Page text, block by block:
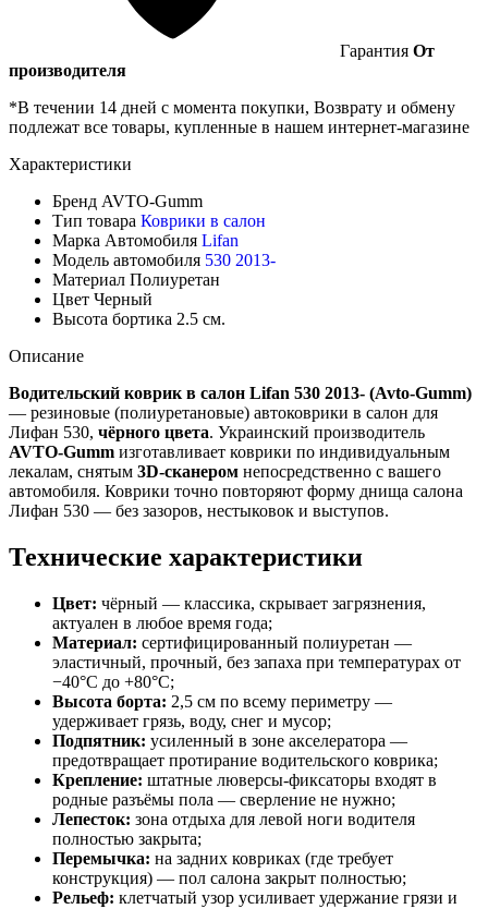
Гарантия От
производителя
*В течении 14 дней с момента покупки, Возврату и обмену
подлежат все товары, купленные в нашем интернет-магазине
Характеристики
Бренд AVTO-Gumm
Тип товара Коврики в салон
Марка Автомобиля Lifan
Модель автомобиля 530 2013-
Материал Полиуретан
Цвет Черный
Высота бортика 2.5 см.
Описание
Водительский коврик в салон Lifan 530 2013- (Avto-Gumm)
— резиновые (полиуретановые) автоковрики в салон для
Лифан 530, чёрного цвета. Украинский производитель
AVTO-Gumm изготавливает коврики по индивидуальным
лекалам, снятым 3D-сканером непосредственно с вашего
автомобиля. Коврики точно повторяют форму днища салона
Лифан 530 — без зазоров, нестыковок и выступов.
Технические характеристики
Цвет: чёрный — классика, скрывает загрязнения,
актуален в любое время года;
Материал: сертифицированный полиуретан —
эластичный, прочный, без запаха при температурах от
−40°C до +80°C;
Высота борта: 2,5 см по всему периметру —
удерживает грязь, воду, снег и мусор;
Подпятник: усиленный в зоне акселератора —
предотвращает протирание водительского коврика;
Крепление: штатные люверсы-фиксаторы входят в
родные разъёмы пола — сверление не нужно;
Лепесток: зона отдыха для левой ноги водителя
полностью закрыта;
Перемычка: на задних ковриках (где требует
конструкция) — пол салона закрыт полностью;
Рельеф: клетчатый узор усиливает удержание грязи и